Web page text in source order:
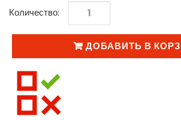
Количество:
ДОБАВИТЬ В